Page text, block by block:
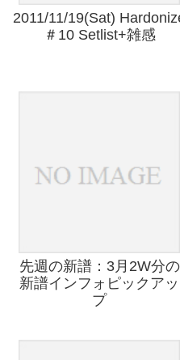
2011/11/19(Sat)
＃10 Setlist+雑感
先週の新譜：3月2W分の
新譜インフォピックアッ
プ